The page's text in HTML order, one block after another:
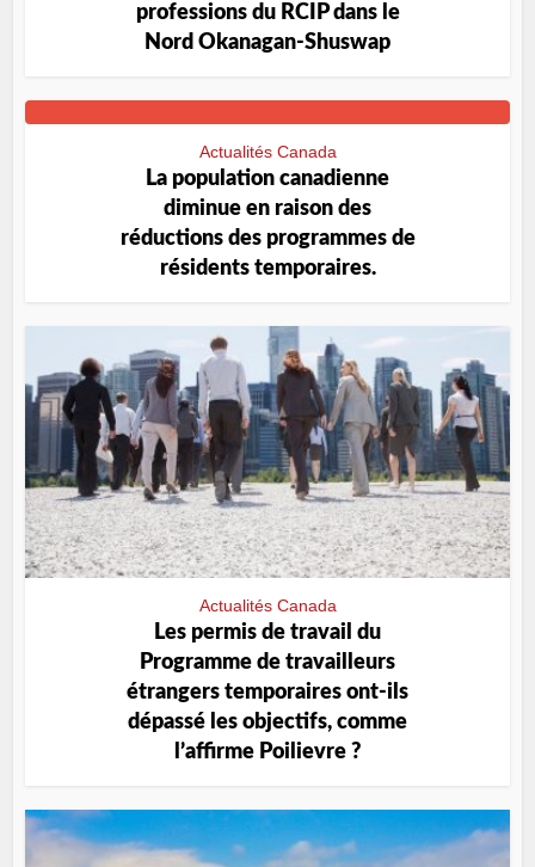
professions du RCIP dans le
Nord Okanagan-Shuswap
Actualités Canada
La population canadienne
diminue en raison des
réductions des programmes de
résidents temporaires.
Actualités Canada
Les permis de travail du
Programme de travailleurs
étrangers temporaires ont-ils
dépassé les objectifs, comme
l’affirme Poilievre ?